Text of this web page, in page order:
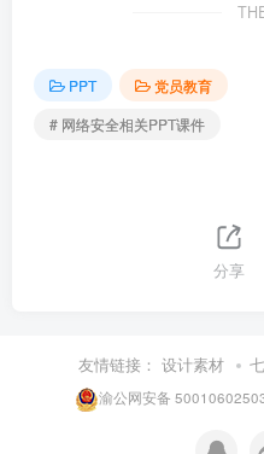
PPT
党员教育
# 网络安全相关PPT课件
分享
友情链接： 设计素材
渝公网安备